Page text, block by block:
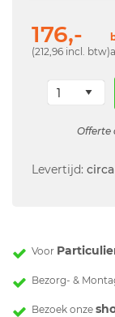
176,-
(212,96 incl. btw)
Offerte
Levertijd:
Voor
Bezorg- &
Bezoek onze